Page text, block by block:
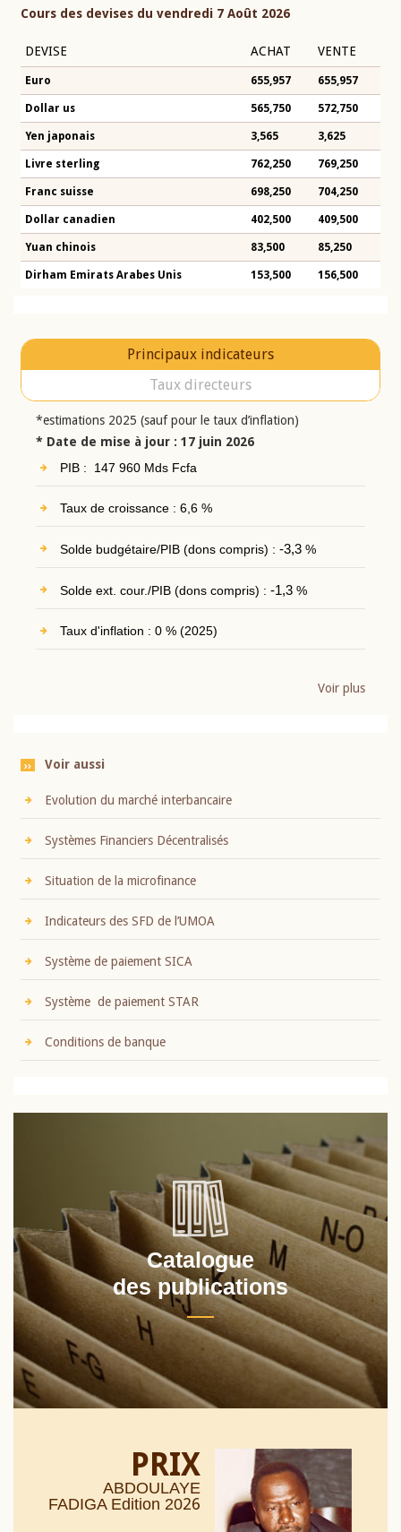
Cours des devises du vendredi 7 Août 2026
DEVISE ACHAT VENTE
Euro 655,957 655,957
Dollar us 565,750 572,750
Yen japonais 3,565 3,625
Livre sterling 762,250 769,250
Franc suisse 698,250 704,250
Dollar canadien 402,500 409,500
Yuan chinois 83,500 85,250
Dirham Emirats Arabes Unis 153,500 156,500
Principaux indicateurs
Taux directeurs
*estimations 2025 (sauf pour le taux d’inflation)
* Date de mise à jour : 17 juin 2026
PIB : 147 960 Mds Fcfa
Taux de croissance : 6,6 %
Solde budgétaire/PIB (dons compris) : -3,3%
Solde ext. cour./PIB (dons compris) : -1,3%
Taux d'inflation : 0 % (2025)
Voir plus
Voir aussi
Evolution du marché interbancaire
Systèmes Financiers Décentralisés
Situation de la microfinance
Indicateurs des SFD de l’UMOA
Système de paiement SICA
Système de paiement STAR
Conditions de banque
Catalogue
des publications
PRIX
ABDOULAYE
FADIGA Edition 2026